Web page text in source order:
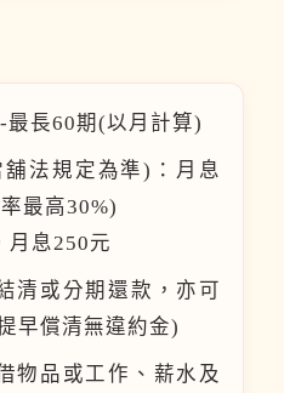
長60期(以月計算)
法規定為準)：月息
最高30%)
月息250元
清或分期還款，亦可
早償清無違約金)
物品或工作、薪水及